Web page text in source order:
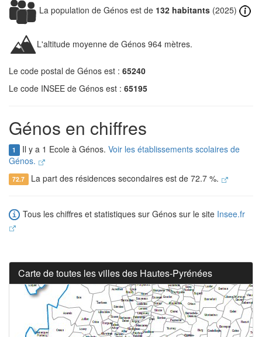
La population de Génos est de 132 habitants (2025)
L'altitude moyenne de Génos 964 mètres.
Le code postal de Génos est : 65240
Le code INSEE de Génos est : 65195
Génos en chiffres
1 Il y a 1 Ecole à Génos. Voir les établissements scolaires de
Génos.
72.7 La part des résidences secondaires est de 72.7 %.
Tous les chiffres et statistiques sur Génos sur le site Insee.fr
Carte de toutes les villes des Hautes-Pyrénées